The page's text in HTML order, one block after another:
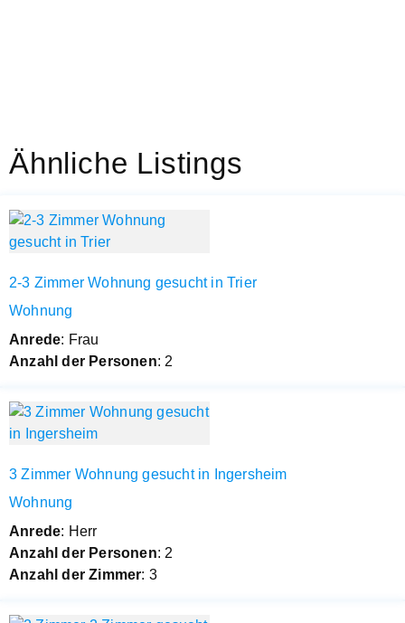
Ähnliche Listings
2-3 Zimmer Wohnung gesucht in Trier
Wohnung
Anrede: Frau
Anzahl der Personen: 2
3 Zimmer Wohnung gesucht in Ingersheim
Wohnung
Anrede: Herr
Anzahl der Personen: 2
Anzahl der Zimmer: 3